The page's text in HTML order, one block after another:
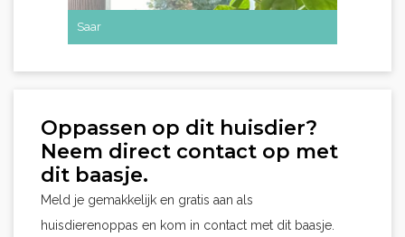
Saar
Oppassen op dit huisdier?
Neem direct contact op met
dit baasje.
Meld je gemakkelijk en gratis aan als
huisdierenoppas en kom in contact met dit baasje.